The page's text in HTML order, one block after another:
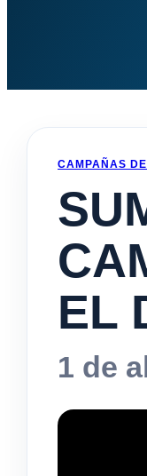
CAMPAÑAS
EL
1 de